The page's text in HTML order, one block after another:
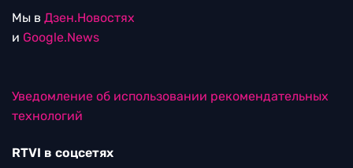
Мы в Дзен.Новостях
и Google.News
Уведомление об использовании рекомендательных
технологий
RTVI в соцсетях